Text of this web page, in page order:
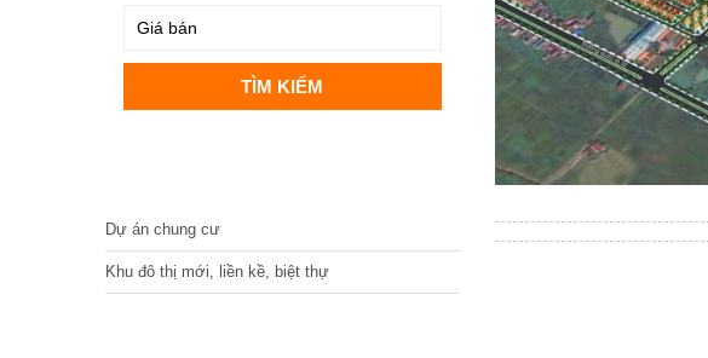
Dự án chung cư
Khu đô thị mới, liền kề, biệt thự